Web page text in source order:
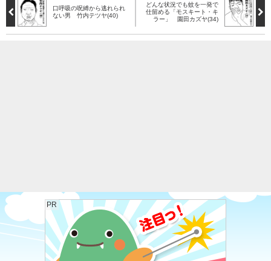
口呼吸の呪縛から逃れられ
ない男 竹内テツヤ(40)
どんな状況でも蚊を一発で
仕留める「モスキート・キ
ラー」 園田カズヤ(34)
PR